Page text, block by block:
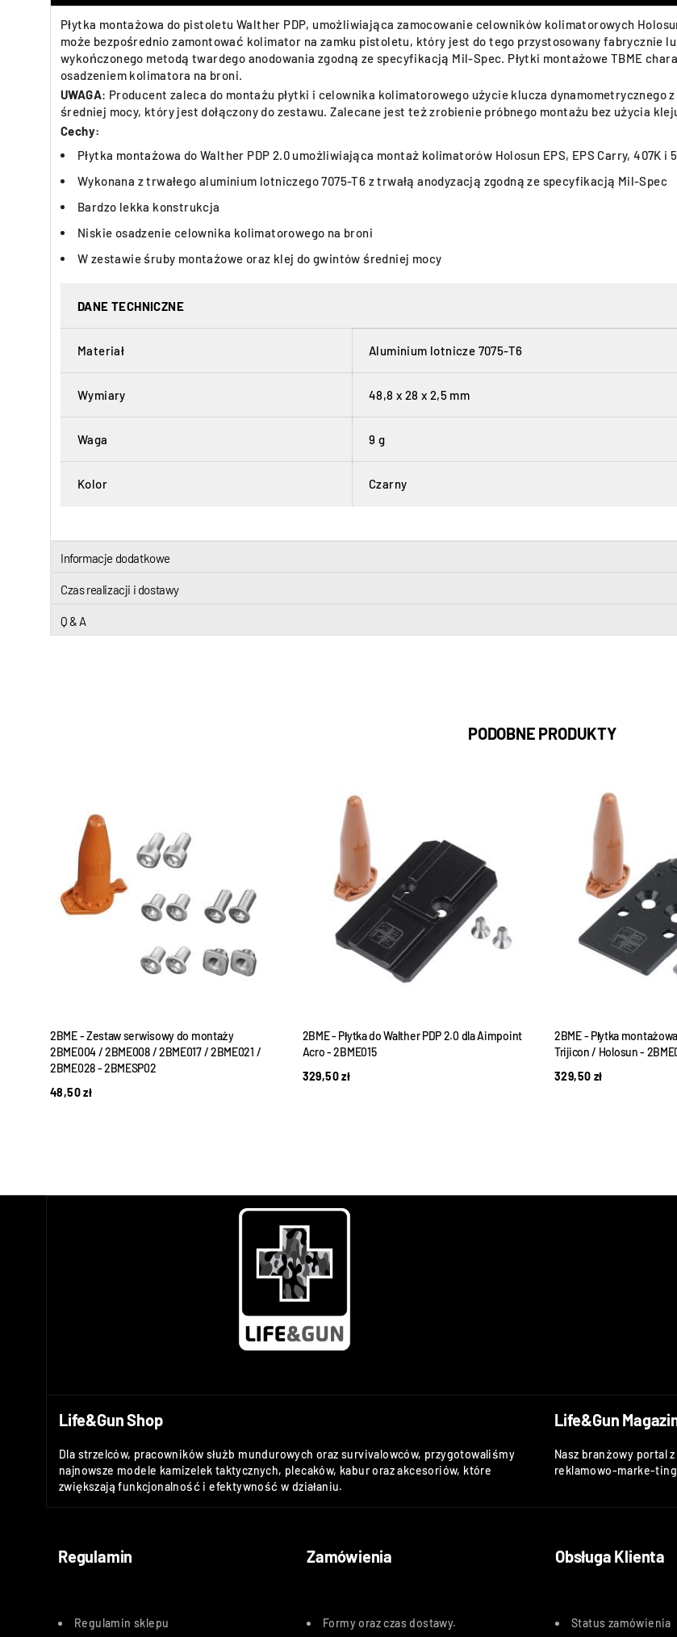
Płytka montażowa do pistoletu Walther PDP, umożliwiająca zamocowanie celowników kolimatorowych
może bezpośrednio zamontować kolimator na zamku pistoletu, który jest do tego przystosowany fabrycznie
wykończonego metodą twardego anodowania zgodną ze specyfikacją Mil-Spec. Płytki montażowe TBME
osadzeniem kolimatora na broni.
UWAGA: Producent zaleca do montażu płytki i celownika kolimatorowego użycie klucza dynamometrycznego
średniej mocy, który jest dołączony do zestawu. Zalecane jest też zrobienie próbnego montażu bez użycia
Cechy:
Płytka montażowa do Walther PDP 2.0 umożliwiająca montaż kolimatorów Holosun EPS, EPS Carry, 407K i
Wykonana z trwałego aluminium lotniczego 7075-T6 z trwałą anodyzacją zgodną ze specyfikacją Mil-Spec
Bardzo lekka konstrukcja
Niskie osadzenie celownika kolimatorowego na broni
W zestawie śruby montażowe oraz klej do gwintów średniej mocy
DANE TECHNICZNE
Materiał Aluminium lotnicze 7075-T6
Wymiary 48,8 x 28 x 2,5 mm
Waga 9 g
Kolor Czarny
Informacje dodatkowe
Czas realizacji i dostawy
Q & A
PODOBNE PRODUKTY
2BME - Zestaw serwisowy do montaży
2BME004 / 2BME008 / 2BME017 / 2BME021 /
2BME028 - 2BMESP02
48,50zł
2BME - Płytka do Walther PDP 2.0 dla Aimpoint
Acro - 2BME015
329,50zł
2BME - Płytka
Trijicon / Holosun -
329,50 zł
Life&Gun Shop
Dla strzelców, pracowników służb mundurowych oraz survivalowców, przygotowaliśmy
najnowsze modele kamizelek taktycznych, plecaków, kabur oraz akcesoriów, które
zwiększają funkcjonalność i efektywność w działaniu.
Life&Gun
Nasz branżowy portal
reklamowo-marke-
Regulamin Zamówienia Obsługa Klienta
Regulamin sklepu Formy oraz czas dostawy. Status zamówienia